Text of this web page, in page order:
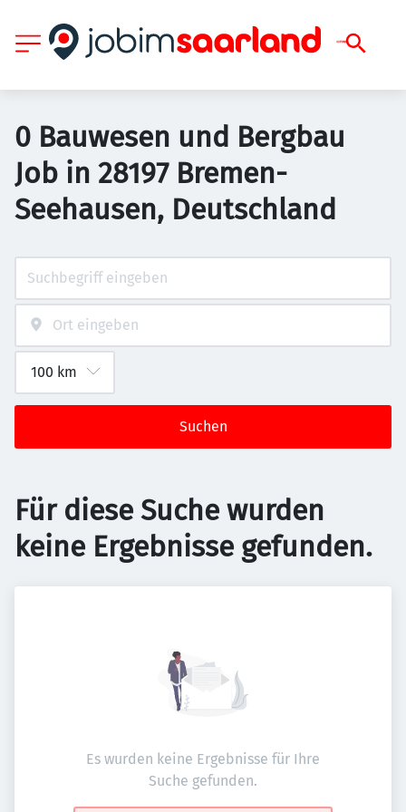
0 Bauwesen und Bergbau
Job in 28197 Bremen-
Seehausen, Deutschland
Suchen
Für diese Suche wurden
keine Ergebnisse gefunden.
Es wurden keine Ergebnisse für Ihre
Suche gefunden.